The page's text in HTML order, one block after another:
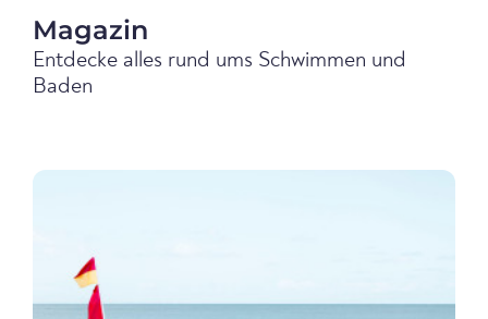
Magazin
Entdecke alles rund ums Schwimmen und
Baden